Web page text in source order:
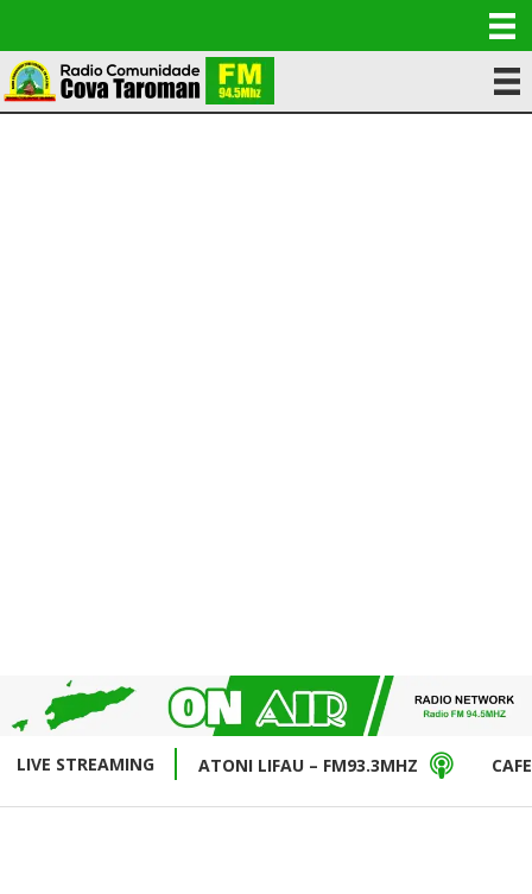
LIVE STREAMING ATONI LIFAU – FM93.3MHZ